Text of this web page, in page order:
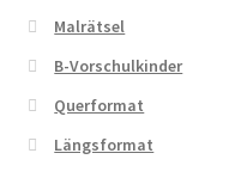
Malrätsel
B-Vorschulkinder
Querformat
Längsformat